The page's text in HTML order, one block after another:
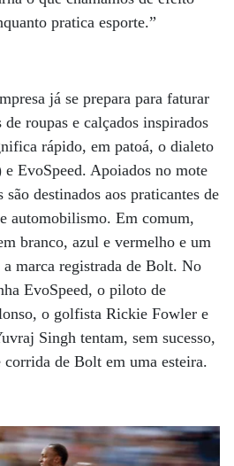
pratica esporte.”
já se prepara para faturar
roupas e calçados inspirados
rápido, em patoá, o dialeto
EvoSpeed. Apoiados no mote
destinados aos praticantes de
automobilismo. Em comum,
branco, azul e vermelho e um
a marca registrada de Bolt. No
EvoSpeed, o piloto de
o golfista Rickie Fowler e
Singh tentam, sem sucesso,
de Bolt em uma esteira.